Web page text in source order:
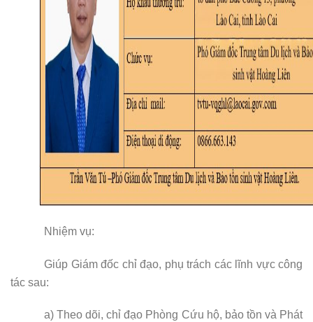
Nhiệm vụ:
Giúp Giám đốc chỉ đạo, phụ trách các lĩnh vực công
tác sau:
a)Theo dõi, chỉ đạo Phòng Cứu hộ, bảo tồn và Phát